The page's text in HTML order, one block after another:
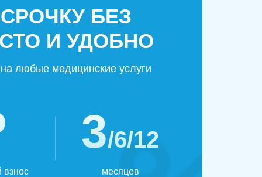
БЕЗ
И УДОБНО
любые медицинские услуги
взнос
3/6/12
месяцев